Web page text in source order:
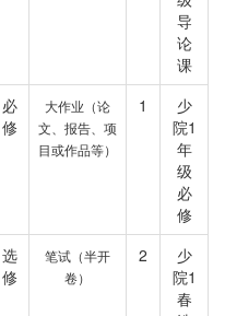
导
论
课
必
修
大作业（论
文、报告、项
目或作品等）
1
少
院1
年
级
必
修
选
修
笔试（半开
卷）
2
少
院1
春